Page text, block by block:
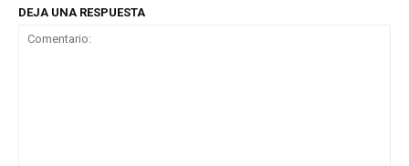
DEJA UNA RESPUESTA